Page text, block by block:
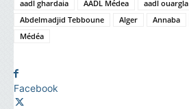
aadl ghardaia AADL Médea
aadl ouargla
Abdelmadjid Tebboune
Alger Annaba
Médéa
Facebook